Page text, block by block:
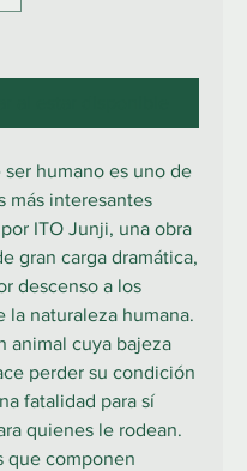
ser humano es uno de
más interesantes
ITO Junji, una obra
gran carga dramática,
descenso a los
la naturaleza humana.
animal cuya bajeza
perder su condición
fatalidad para sí
quienes le rodean.
que componen